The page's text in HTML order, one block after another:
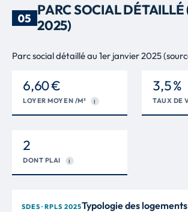
05
PARC SOCIAL DÉTAILLÉ
2025)
Parc social détaillé au 1er janvier 2025
6,60 €
LOYER MOYEN /M² I
3,5 %
TAUX DE
2
DONT PLAI I
SDES · RPLS 2025Typologie des